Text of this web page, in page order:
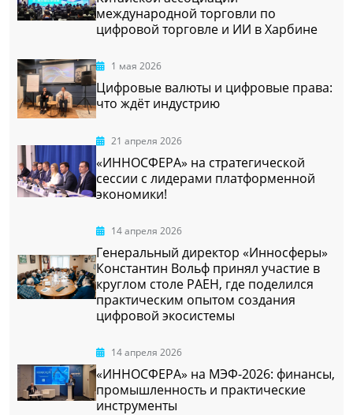
международной торговли по
цифровой торговле и ИИ в Харбине
1 мая 2026
Цифровые валюты и цифровые права:
что ждёт индустрию
21 апреля 2026
«ИННОСФЕРА» на стратегической
сессии с лидерами платформенной
экономики!
14 апреля 2026
Генеральный директор «Инносферы»
Константин Вольф принял участие в
круглом столе РАЕН, где поделился
практическим опытом создания
цифровой экосистемы
14 апреля 2026
«ИННОСФЕРА» на МЭФ-2026: финансы,
промышленность и практические
инструменты